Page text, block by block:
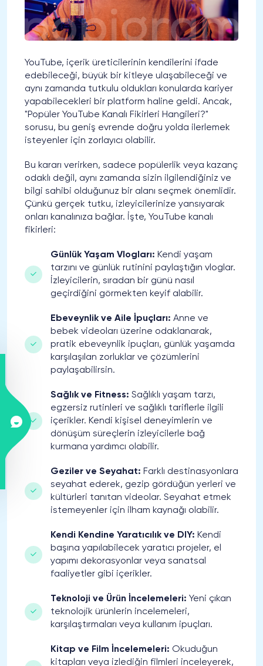
YouTube, içerik üreticilerinin kendilerini ifade
edebileceği, büyük bir kitleye ulaşabileceği ve
aynı zamanda tutkulu oldukları konularda kariyer
yapabilecekleri bir platform haline geldi. Ancak,
"Popüler YouTube Kanalı Fikirleri Hangileri?"
sorusu, bu geniş evrende doğru yolda ilerlemek
isteyenler için zorlayıcı olabilir.
Bu kararı verirken, sadece popülerlik veya kazanç
odaklı değil, aynı zamanda sizin ilgilendiğiniz ve
bilgi sahibi olduğunuz bir alanı seçmek önemlidir.
Çünkü gerçek tutku, izleyicilerinize yansıyarak
onları kanalınıza bağlar. İşte, YouTube kanalı
fikirleri:
Günlük Yaşam Vlogları: Kendi yaşam
tarzını ve günlük rutinini paylaştığın vloglar.
İzleyicilerin, sıradan bir günü nasıl
geçirdiğini görmekten keyif alabilir.
Ebeveynlik ve Aile İpuçları: Anne ve
bebek videoları üzerine odaklanarak,
pratik ebeveynlik ipuçları, günlük yaşamda
karşılaşılan zorluklar ve çözümlerini
paylaşabilirsin.
Sağlık ve Fitness: Sağlıklı yaşam tarzı,
egzersiz rutinleri ve sağlıklı tariflerle ilgili
içerikler. Kendi kişisel deneyimlerin ve
dönüşüm süreçlerin izleyicilerle bağ
kurmana yardımcı olabilir.
Geziler ve Seyahat: Farklı destinasyonlara
seyahat ederek, gezip gördüğün yerleri ve
kültürleri tanıtan videolar. Seyahat etmek
istemeyenler için ilham kaynağı olabilir.
Kendi Kendine Yaratıcılık ve DIY: Kendi
başına yapılabilecek yaratıcı projeler, el
yapımı dekorasyonlar veya sanatsal
faaliyetler gibi içerikler.
Teknoloji ve Ürün İncelemeleri: Yeni çıkan
teknolojik ürünlerin incelemeleri,
karşılaştırmaları veya kullanım ipuçları.
Kitap ve Film İncelemeleri: Okuduğun
kitapları veya izlediğin filmleri inceleyerek,